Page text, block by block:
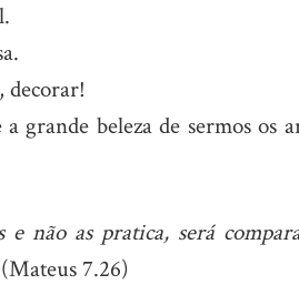
decorar!
grande beleza de sermos os
não as pratica, será
7.26)